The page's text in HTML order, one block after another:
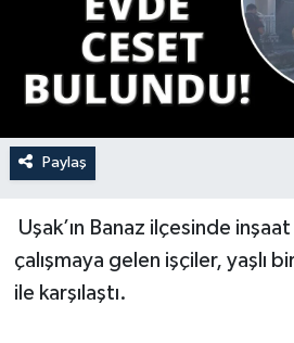
Paylaş
Uşak’ın Banaz ilçesinde
çalışmaya gelen işçiler, yaşlı
ile karşılaştı.